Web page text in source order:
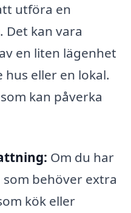
utföra en
kan vara
en liten lägenhet
eller en lokal.
kan påverka
Om du har
behöver extra
kök eller